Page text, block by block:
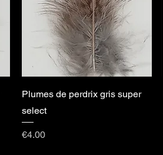
Plumes de perdrix gris super
select
Price
€4.00